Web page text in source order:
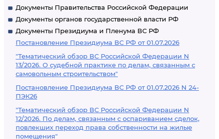
Документы Правительства Российской Федерации
Документы органов государственной власти РФ
Документы Президиума и Пленума ВС РФ
Постановление Президиума ВС РФ от 01.07.2026
"Тематический обзор ВС Российской Федерации N
13/2026. О судебной практике по делам, связанным с
самовольным строительством"
Постановление Президиума ВС РФ от 01.07.2026 N 24-
ПЭК26
"Тематический обзор ВС Российской Федерации N
12/2026. По делам, связанным с оспариванием сделок,
повлекших переход права собственности на жилые
помещения"